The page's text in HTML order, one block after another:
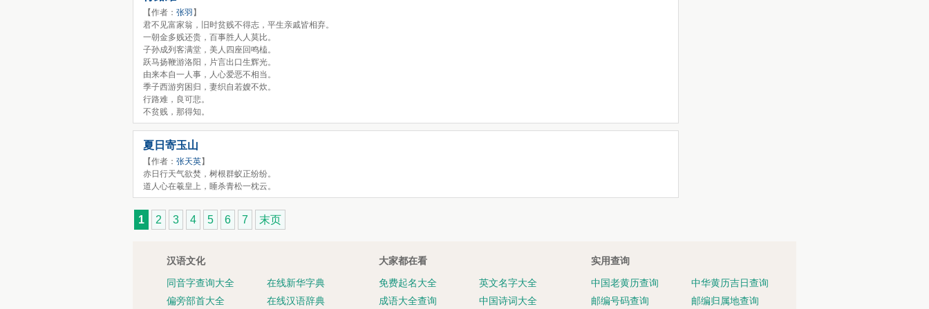
【作者： 张羽】
君不见富家翁，旧时贫贱不得志，平生亲戚皆相弃。
一朝金多贱还贵，百事胜人人莫比。
子孙成列客满堂，美人四座回鸣榼。
跃马扬鞭游洛阳，片言出口生辉光。
由来本自一人事，人心爱恶不相当。
季子西游穷困归，妻织自若嫂不炊。
行路难，良可悲。
不贫贱，那得知。
夏日寄玉山
【作者： 张天英】
赤日行天气欲焚，树根群蚁正纷纷。
道人心在羲皇上，睡杀青松一枕云。
1 2 3 4 5 6 7 末页
汉语文化
同音字查询大全
在线新华字典
偏旁部首大全
在线汉语辞典
大家都在看
免费起名大全
英文名字大全
成语大全查询
中国诗词大全
实用查询
中国老黄历查询
中华黄历吉日查询
邮编号码查询
邮编归属地查询